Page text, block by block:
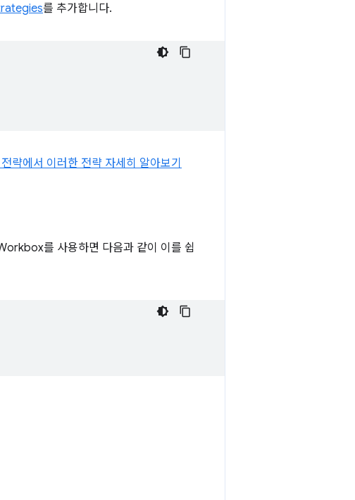
를 추가합니다.
략에서 이러한 전략 자세히 알아보기
를 사용하면 다음과 같이 이를 쉽